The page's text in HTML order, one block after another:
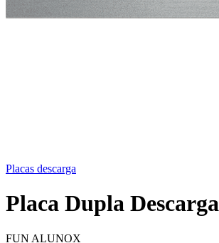
Placas descarga
Placa Dupla Descarga
FUN ALUNOX